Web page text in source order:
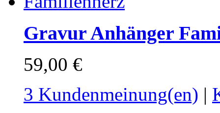
Gravur Anhänger
59,00 €
3 Kundenmeinung(en) |